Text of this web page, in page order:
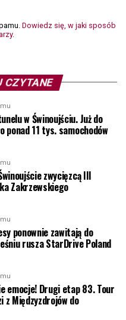
Dowiedz się, w jaki sposób
CZYTANE
w Świnoujściu. Już do
ponad 11 tys. samochodów
zwycięzcą III
Zakrzewskiego
ponownie zawitają do
rusza StarDrive Poland
emocje! Drugi etap 83. Tour
z Międzyzdrojów do